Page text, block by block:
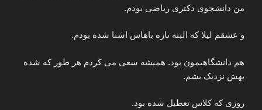
من دانشجوی دکتری ریاضی بودم.
و عشقم لیلا که البته تازه باهاش اشنا شده بودم.
هم دانشگاهیمون بود. همیشه سعی می کردم هر طور که شده
بهش نزدیک بشم.
روزی که کلاس تعطیل شده بود.